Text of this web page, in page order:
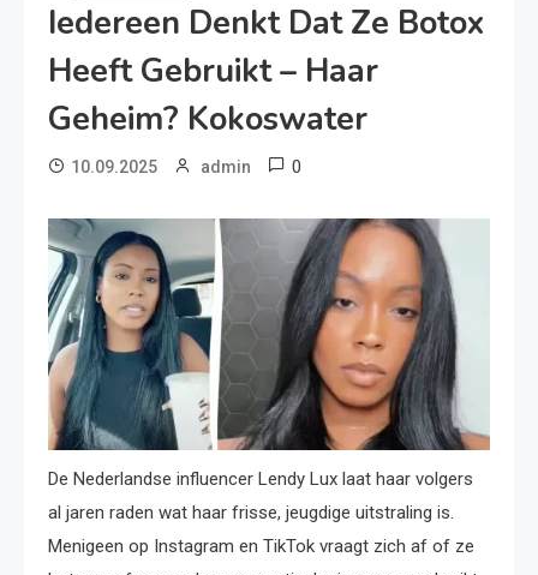
Iedereen Denkt Dat Ze Botox
Heeft Gebruikt – Haar
Geheim? Kokoswater
10.09.2025 admin 0
De Nederlandse influencer Lendy Lux laat haar volgers
al jaren raden wat haar frisse, jeugdige uitstraling is.
Menigeen op Instagram en TikTok vraagt zich af of ze